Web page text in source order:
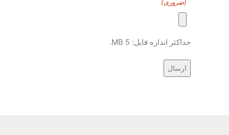
(ضروری)
حداکثر اندازه فایل: 5 MB.